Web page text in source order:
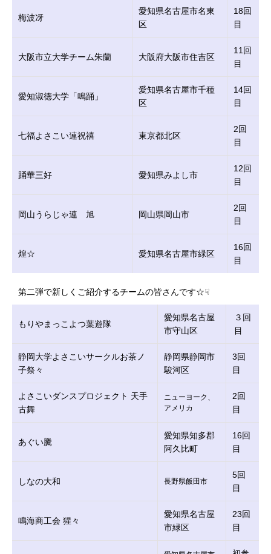
梅波冴
愛知県名古屋市名東
区
18回
目
大阪市立大学チーム朱蘭 大阪府大阪市住吉区
11回
目
愛知淑徳大学「鳴踊」
愛知県名古屋市千種
区
14回
目
七福よさこい連祝禧 東京都北区
2回
目
踊華三好 愛知県みよし市
12回
目
岡山うらじゃ連 旭 岡山県岡山市
2回
目
煌☆ 愛知県名古屋市緑区
16回
目
第二弾で新しくご紹介するチームの皆さんです☆☟
もりやまっこよつ葉遊隊
愛知県名古屋
市守山区
３回
目
静岡大学よさこいサークルお茶ノ
子祭々
静岡県静岡市
駿河区
3回
目
よさこいダンスプロジェクト 天手
古舞
ニューヨーク、
アメリカ
2回
目
あぐい騰
愛知県知多郡
阿久比町
16回
目
しなの大和 長野県飯田市
5回
目
鳴海商工会 猩々
愛知県名古屋
市緑区
23回
目